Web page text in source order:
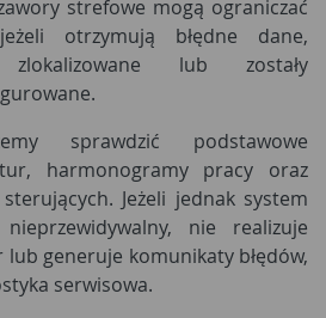
strefowe mogą ograniczać
otrzymują błędne dane,
lub zostały
sprawdzić podstawowe
harmonogramy pracy oraz
Jeżeli jednak system
nie realizuje
generuje komunikaty błędów,
serwisowa.